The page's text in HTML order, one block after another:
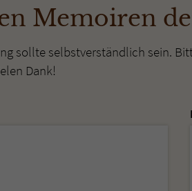
Memoiren
sollte selbstverständlich sein.
Dank!